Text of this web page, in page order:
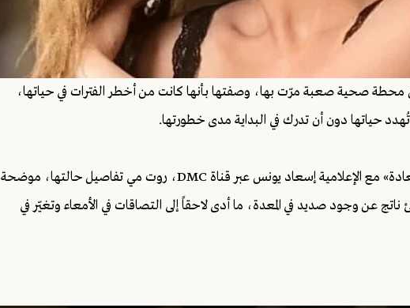
محطة صحية صعبة مرّت بها، وصفتها بأنها كانت من أخطر الفترات في حياتها،
حياتها دون أن تدرك في البداية مدى خطورتها.
وخلال ظهورها في برنامج «صاحبة السعادة» مع الإعلامية إسعاد يونس عبر قناة DMC، روت مي تفاصيل حالتها، موضحة
عن وجود صديد في المعدة، ما أدى لاحقاً إلى التصاقات في الأمعاء وتغيّر في